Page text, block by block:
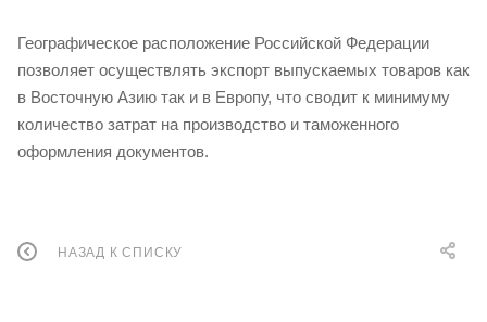
Географическое расположение Российской Федерации
позволяет осуществлять экспорт выпускаемых товаров как
в Восточную Азию так и в Европу, что сводит к минимуму
количество затрат на производство и таможенного
оформления документов.
НАЗАД К СПИСКУ